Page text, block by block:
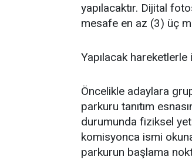
yapılacaktır. Dijital
mesafe en az (3) üç
Yapılacak hareketlerle
Öncelikle adaylara
parkuru tanıtım
durumunda fiziksel
komisyonca ismi
parkurun başlama